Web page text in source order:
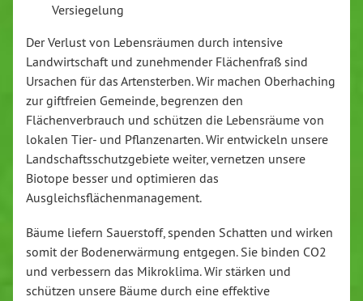
Versiegelung
Der Verlust von Lebensräumen durch intensive
Landwirtschaft und zunehmender Flächenfraß sind
Ursachen für das Artensterben. Wir machen Oberhaching
zur giftfreien Gemeinde, begrenzen den
Flächenverbrauch und schützen die Lebensräume von
lokalen Tier- und Pflanzenarten. Wir entwickeln unsere
Landschaftsschutzgebiete weiter, vernetzen unsere
Biotope besser und optimieren das
Ausgleichsflächenmanagement.
Bäume liefern Sauerstoff, spenden Schatten und wirken
somit der Bodenerwärmung entgegen. Sie binden CO2
und verbessern das Mikroklima. Wir stärken und
schützen unsere Bäume durch eine effektive